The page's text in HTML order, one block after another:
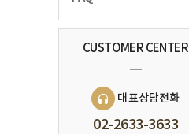
CUSTOMER CENTER
대표상담전화
02-2633-3633